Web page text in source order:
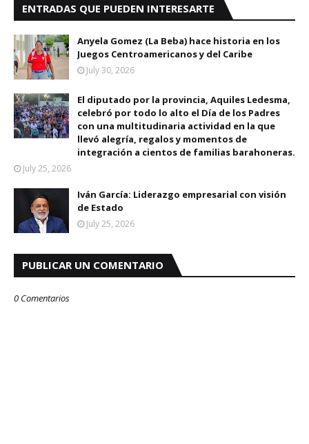
ENTRADAS QUE PUEDEN INTERESARTE
Anyela Gomez (La Beba) hace historia en los
Juegos Centroamericanos y del Caribe
July 30, 2026
El diputado por la provincia, Aquiles Ledesma,
celebró por todo lo alto el Día de los Padres
con una multitudinaria actividad en la que
llevó alegría, regalos y momentos de
integración a cientos de familias barahoneras.
July 25, 2026
Iván García: Liderazgo empresarial con visión
de Estado
July 25, 2026
PUBLICAR UN COMENTARIO
0 Comentarios